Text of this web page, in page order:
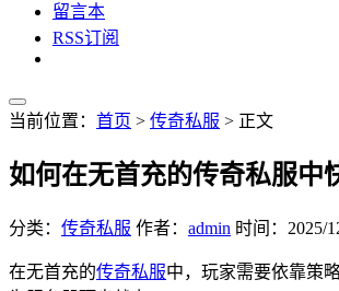
留言本
RSS订阅
当前位置： 首页 > 传奇私服 > 正文
如何在无首充的传奇私服中
分类： 传奇私服 作者： admin 时间： 2025/
在无首充的传奇私服中，玩家需要依靠策